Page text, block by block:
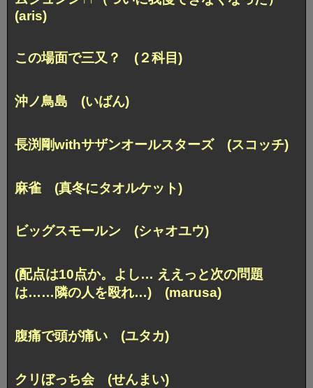
(aris)
この場面で三又？ (２科目)
沖ノ鳥島 (いばん)
長渕剛withサザンオールスターズ (スコッチ)
麻雀 (真冬にタオルケット)
ビッグスモールン (シャオユウ)
(配点は10点か。よし… ええっと次の問題
は……隣の人を殴れ…) (marusa)
腹痛で頭が痛い (ユタカ)
クリぼっち会 (せんまい)